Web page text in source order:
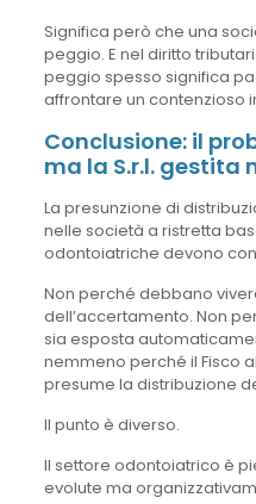
Significa però che una
peggio. E nel diritto
peggio spesso significa
affrontare un contenzioso
Conclusione: il
ma la S.r.l. gestita
La presunzione di
nelle società a ristretta
odontoiatriche devono
Non perché debbano
dell’accertamento. Non
sia esposta
nemmeno perché il Fisco
presume la distribuzione
Il punto è diverso.
Il settore odontoiatrico è
evolute ma